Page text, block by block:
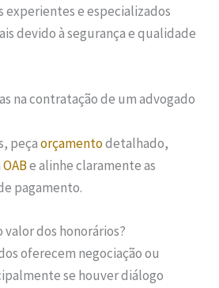
experientes e especializados
devido à segurança e qualidade
na contratação de um advogado
peçaorçamentodetalhado,
OABe alinhe claramente as
pagamento.
valor dos honorários?
oferecem negociação ou
se houver diálogo